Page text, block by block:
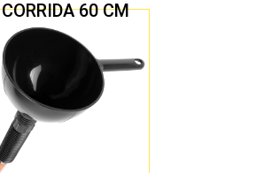
CORRIDA 60 CM